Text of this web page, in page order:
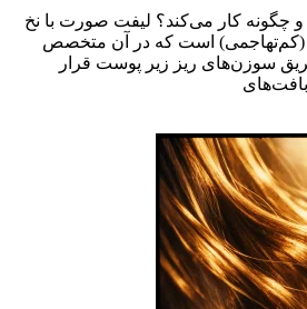
چگونه کار می‌کند؟ لیفت صورت با نخ
(کم‌تهاجمی) است که در آن متخصص
سوزن‌های ریز زیر پوست قرار